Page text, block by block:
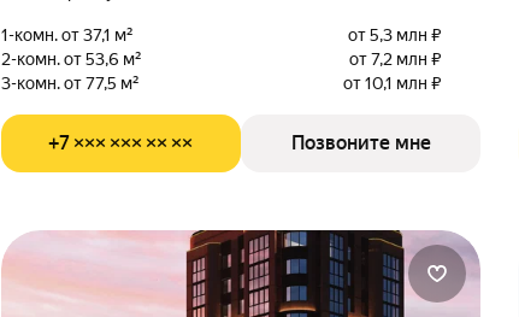
1-комн. от 37,1 м²
от 5,3 млн ₽
2-комн. от 53,6 м²
от 7,2 млн ₽
3-комн. от 77,5 м²
от 10,1 млн ₽
+7 ××× ××× ×× ×× Позвоните мне